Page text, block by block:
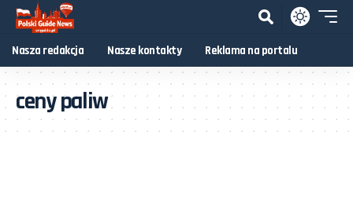
Nasza redakcja Nasze kontakty Reklama na portalu
ceny paliw